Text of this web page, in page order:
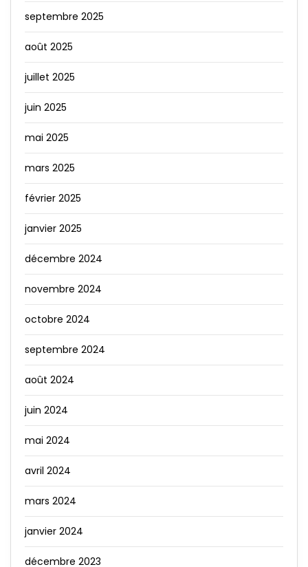
septembre 2025
août 2025
juillet 2025
juin 2025
mai 2025
mars 2025
février 2025
janvier 2025
décembre 2024
novembre 2024
octobre 2024
septembre 2024
août 2024
juin 2024
mai 2024
avril 2024
mars 2024
janvier 2024
décembre 2023